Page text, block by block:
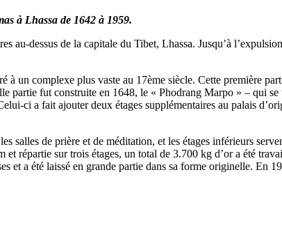
à Lhassa de 1642 à 1959.
au-dessus de la capitale du Tibet, Lhassa. Jusqu’à
un complexe plus vaste au 17ème siècle. Cette première
partie fut construite en 1648, le « Phodrang Marpo » – qui
ci a fait ajouter deux étages supplémentaires au palais
salles de prière et de méditation, et les étages inférieurs
répartie sur trois étages, un total de 3.700 kg d’or a été
et a été laissé en grande partie dans sa forme originelle. En